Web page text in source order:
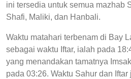
ini tersedia untuk semua mazhab
Shafi, Maliki, dan Hanbali.
Waktu matahari terbenam di Bay
sebagai waktu Iftar, ialah pada
yang menandakan tamatnya
pada 03:26. Waktu Sahur dan